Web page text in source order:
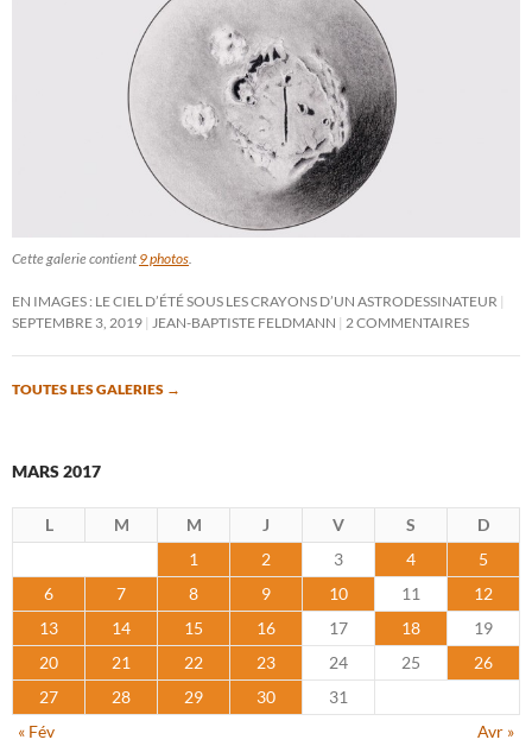
Cette galerie contient 9 photos
EN IMAGES : LE CIEL D’ÉTÉ SOUS LES CRAYONS D’UN ASTRODESSINATEUR
SEPTEMBRE 3, 2019
JEAN-BAPTISTE FELDMANN 2 COMMENTAIRES
TOUTES LES GALERIES →
MARS 2017
L M M J V S
D
1
2 3 4
5
6
7 8 9 10 11
12
13
14 15 16 17 18
19
20
21 22 23 24 25
26
27
28 29 30
31
« Fév
Avr »